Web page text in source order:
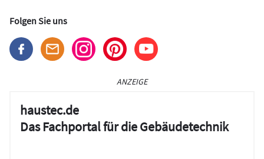
Folgen Sie uns
ANZEIGE
haustec.de
Das Fachportal für die Gebäudetechnik